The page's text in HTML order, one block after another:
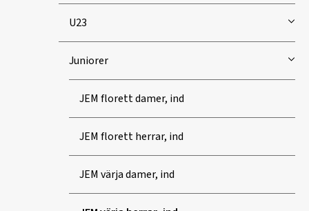
U23
Juniorer
JEM florett damer, ind
JEM florett herrar, ind
JEM värja damer, ind